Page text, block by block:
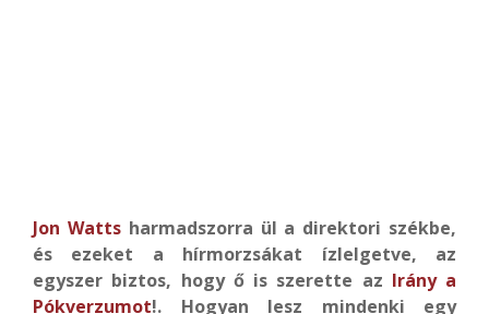
Jon Wattsharmadszorra ül a direktori székbe,
és ezeket a hírmorzsákat ízlelgetve, az
egyszer biztos, hogy ő is szerette az Irány a
Pókverzumot!. Hogyan lesz mindenki egy